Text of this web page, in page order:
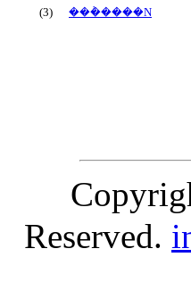
(3)
���݃����N
Reserved.